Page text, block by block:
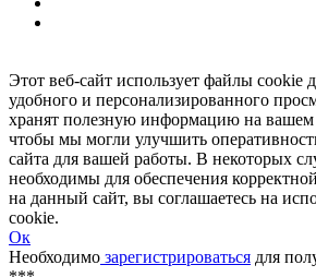
Copyright (c) 2004-2026 Cbonds
Этот веб-сайт использует файлы cookie
удобного и персонализированного
хранят полезную информацию на вашем
чтобы мы могли улучшить
сайта для вашей работы. В некоторых
необходимы для обеспечения корректной
на данный сайт, вы соглашаетесь на